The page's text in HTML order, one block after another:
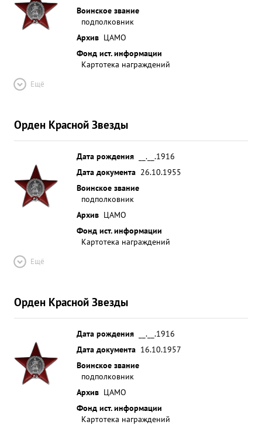
Воинское звание
подполковник
Архив ЦАМО
Фонд ист. информации
Картотека награждений
Ещё
Орден Красной Звезды
Дата рождения
__.__.1916
Дата документа 26.10.1955
Воинское звание
подполковник
Архив ЦАМО
Фонд ист. информации
Картотека награждений
Ещё
Орден Красной Звезды
Дата рождения
__.__.1916
Дата документа 16.10.1957
Воинское звание
подполковник
Архив ЦАМО
Фонд ист. информации
Картотека награждений